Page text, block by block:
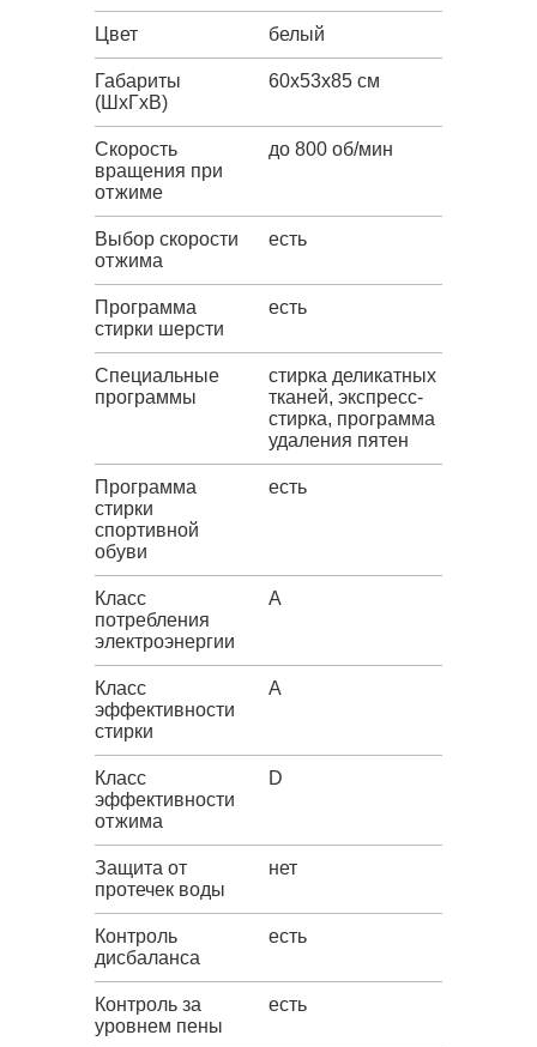
Цвет белый
Габариты
(ШxГxВ)
60x53x85 см
Скорость
вращения при
отжиме
до 800 об/мин
Выбор скорости
отжима
есть
Программа
стирки шерсти
есть
Специальные
программы
стирка деликатных
тканей, экспресс-
стирка, программа
удаления пятен
Программа
стирки
спортивной
обуви
есть
Класс
потребления
электроэнергии
A
Класс
эффективности
стирки
A
Класс
эффективности
отжима
D
Защита от
протечек воды
нет
Контроль
дисбаланса
есть
Контроль за
уровнем пены
есть